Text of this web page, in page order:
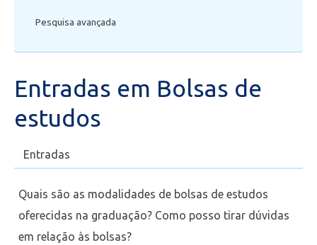
Secretaria de Administração Escolar - SAE
EAD
Pesquisa avançada
Entradas em Bolsas de
estudos
Entradas
Quais são as modalidades de bolsas de estudos
oferecidas na graduação? Como posso tirar dúvidas
em relação às bolsas?